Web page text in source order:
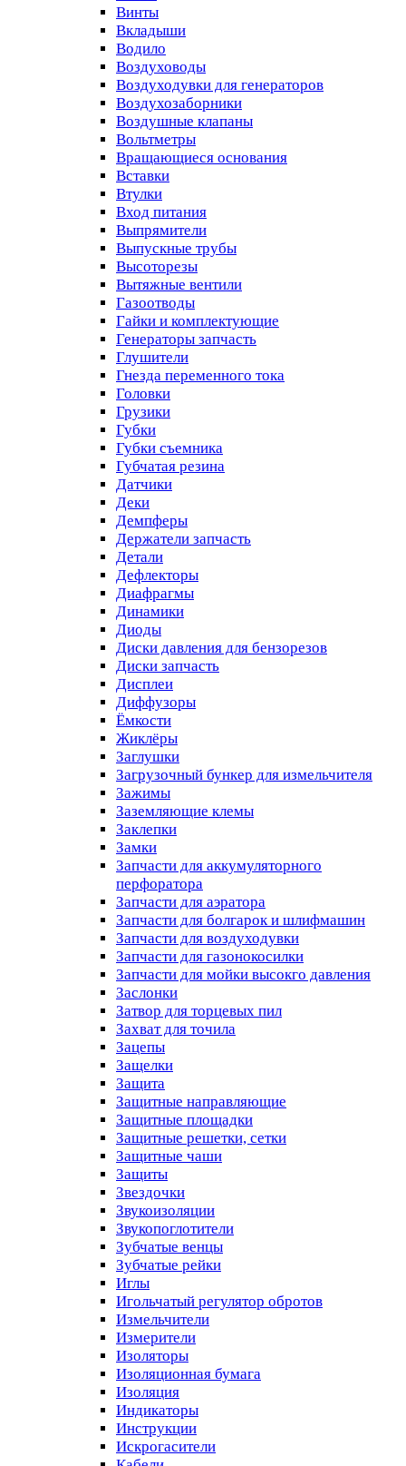
Винты
Вкладыши
Водило
Воздуховоды
Воздуходувки для генераторов
Воздухозаборники
Воздушные клапаны
Вольтметры
Вращающиеся основания
Вставки
Втулки
Вход питания
Выпрямители
Выпускные трубы
Высоторезы
Вытяжные вентили
Газоотводы
Гайки и комплектующие
Генераторы запчасть
Глушители
Гнезда переменного тока
Головки
Грузики
Губки
Губки съемника
Губчатая резина
Датчики
Деки
Демпферы
Держатели запчасть
Детали
Дефлекторы
Диафрагмы
Динамики
Диоды
Диски давления для бензорезов
Диски запчасть
Дисплеи
Диффузоры
Ёмкости
Жиклёры
Заглушки
Загрузочный бункер для измельчителя
Зажимы
Заземляющие клемы
Заклепки
Замки
Запчасти для аккумуляторного
перфоратора
Запчасти для аэратора
Запчасти для болгарок и шлифмашин
Запчасти для воздуходувки
Запчасти для газонокосилки
Запчасти для мойки высокго давления
Заслонки
Затвор для торцевых пил
Захват для точила
Зацепы
Защелки
Защита
Защитные направляющие
Защитные площадки
Защитные решетки, сетки
Защитные чаши
Защиты
Звездочки
Звукоизоляции
Звукопоглотители
Зубчатые венцы
Зубчатые рейки
Иглы
Игольчатый регулятор обротов
Измельчители
Измерители
Изоляторы
Изоляционная бумага
Изоляция
Индикаторы
Инструкции
Искрогасители